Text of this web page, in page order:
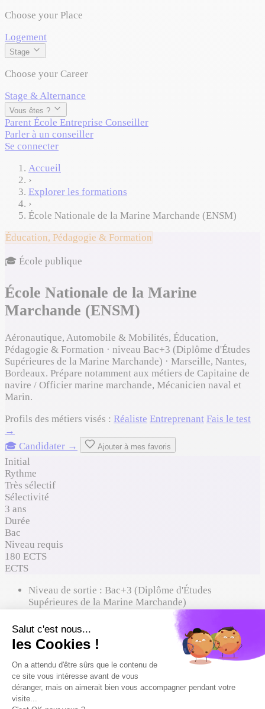
Choose your Place
Logement
Stage
Choose your Career
Stage & Alternance
Vous êtes ?
Parent École Entreprise Conseiller
Parler à un conseiller
Se connecter
Accueil
›
Explorer les formations
›
École Nationale de la Marine Marchande (ENSM)
Éducation, Pédagogie & Formation
🎓 École publique
École Nationale de la Marine
Marchande (ENSM)
Aéronautique, Automobile & Mobilités, Éducation,
Pédagogie & Formation · niveau Bac+3 (Diplôme d'Études
Supérieures de la Marine Marchande) · Marseille, Nantes,
Bordeaux. Prépare notamment aux métiers de Capitaine de
navire / Officier marine marchande, Mécanicien naval et
Marin.
Profils des métiers visés : Réaliste Entreprenant Fais le test
→
🎓 Candidater →
Ajouter à mes favoris
Initial
Rythme
Très sélectif
Sélectivité
3 ans
Durée
Bac
Niveau requis
180 ECTS
ECTS
Niveau de sortie : Bac+3 (Diplôme d'Études
Supérieures de la Marine Marchande)
À qui ça s'adresse
Où ça mène
Comment entrer
Reconnaissance du diplôme
Formations proches à comparer
À qui ça s'adresse